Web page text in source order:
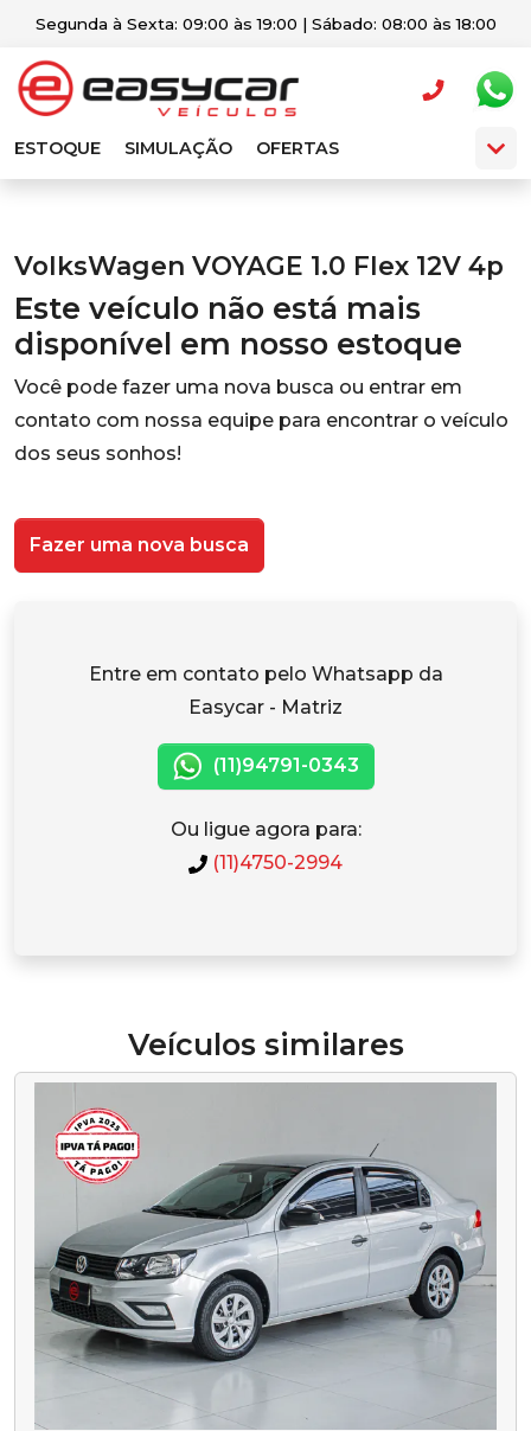
Segunda à Sexta: 09:00 às 19:00 | Sábado: 08:00 às 18:00
ESTOQUE SIMULAÇÃO OFERTAS
VolksWagen VOYAGE 1.0 Flex 12V 4p
Este veículo não está mais
disponível em nosso estoque
Você pode fazer uma nova busca ou entrar em
contato com nossa equipe para encontrar o veículo
dos seus sonhos!
Fazer uma nova busca
Entre em contato pelo Whatsapp da
Easycar - Matriz
(11)94791-0343
Ou ligue agora para:
(11)4750-2994
Veículos similares